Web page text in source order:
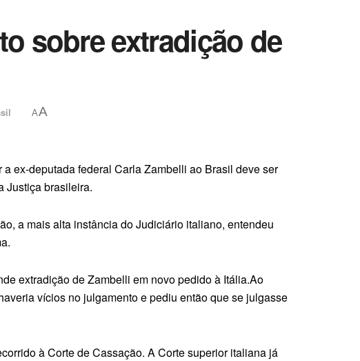
sobre extradição de
AA
ex-deputada federal Carla Zambelli ao Brasil deve ser
Justiça brasileira.
a mais alta instância do Judiciário italiano, entendeu
extradição de Zambelli em novo pedido à Itália.Ao
vícios no julgamento e pediu então que se julgasse
à Corte de Cassação. A Corte superior italiana já